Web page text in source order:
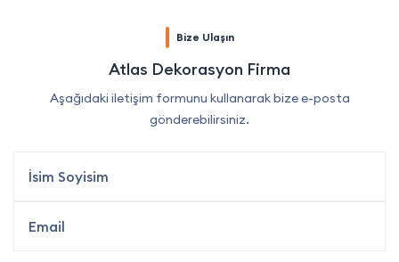
Bize Ulaşın
Atlas Dekorasyon Firma
Aşağıdaki iletişim formunu kullanarak bize e-posta
gönderebilirsiniz.